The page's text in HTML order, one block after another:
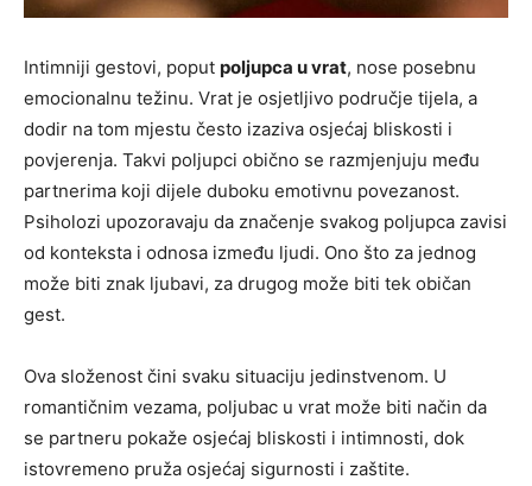
Intimniji gestovi, poput poljupca u vrat, nose posebnu
emocionalnu težinu. Vrat je osjetljivo područje tijela, a
dodir na tom mjestu često izaziva osjećaj bliskosti i
povjerenja. Takvi poljupci obično se razmjenjuju među
partnerima koji dijele duboku emotivnu povezanost.
Psiholozi upozoravaju da značenje svakog poljupca zavisi
od konteksta i odnosa između ljudi. Ono što za jednog
može biti znak ljubavi, za drugog može biti tek običan
gest.
Ova složenost čini svaku situaciju jedinstvenom. U
romantičnim vezama, poljubac u vrat može biti način da
se partneru pokaže osjećaj bliskosti i intimnosti, dok
istovremeno pruža osjećaj sigurnosti i zaštite.